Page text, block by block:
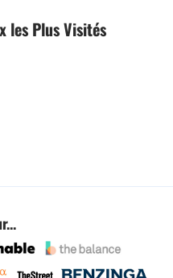
les Plus Visités